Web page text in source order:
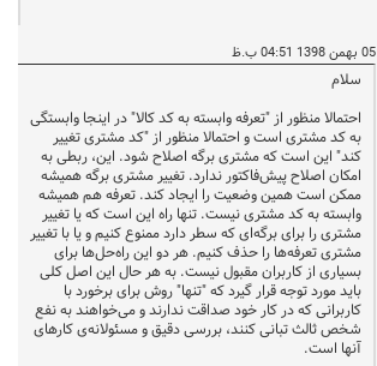
05 بهمن 1398 04:51 ب.ظ
سلام
احتمالا منظور از "تعرفه وابسته به کد کالا" در اینجا وابستگی
به کد مشتری است و احتمالا منظور از "کد مشتری تغییر
کند" این است که مشتری برگه اصلاح شود. این، ربطی به
امکان اصلاح پیش‌فاکتور ندارد. تغییر مشتری برگه همیشه
ممکن است همین وضعیت را ایجاد کند. تعرفه هم همیشه
وابسته به کد مشتری نیست. تنها راه این است که یا تغییر
مشتری را برای برگه‌ای که سطر دارد ممنوع کنیم و یا با تغییر
مشتری تعرفه‌ها را حذف کنیم. هر دو این راه‌حل‌ها برای
بسیاری از کاربران مقبول نیست. به هر حال این اصل کلی
باید مورد توجه قرار گیرد که "تنها" روش برای برخورد با
کاربرانی که در کار خود صداقت ندارند و می‌خواهند به نفع
شخص ثالث تبانی کنند، بررسی دقیق و مسئولانه‌ی کارهای
آنها است.